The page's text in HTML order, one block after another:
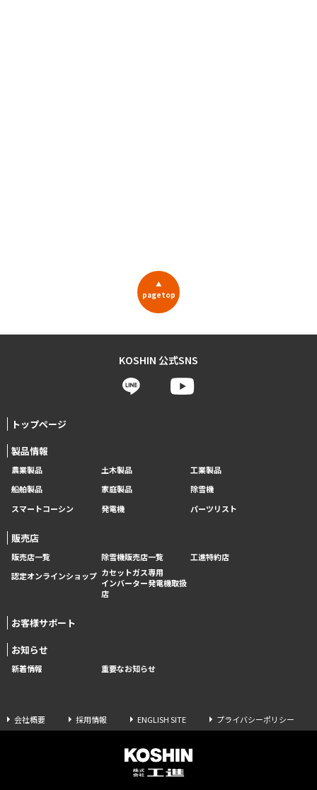
▲
pagetop
KOSHIN 公式SNS
トップページ
製品情報
農業製品 土木製品
工業製品
船舶製品
家庭製品
除雪機
スマートコーシン
発電機 パーツリスト
販売店
販売店一覧 除雪機販売店一覧
工進特約店
認定オンラインショップ カセットガス専用
インバーター発電機取扱
店
お客様サポート
お知らせ
新着情報 重要なお知らせ
会社概要 採用情報 ENGLISH SITE プライバシーポリシー